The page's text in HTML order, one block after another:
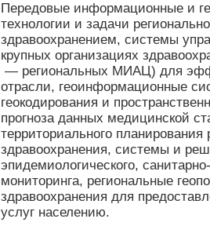
Передовые информационные и
технологии и задачи
здравоохранением, системы
крупных организациях
— региональных МИАЦ) для
отрасли, геоинформационные
геокодирования и
прогноза данных медицинской
территориального планирования
здравоохранения, системы и
эпидемиологического,
мониторинга, региональные
здравоохранения для
услуг населению.